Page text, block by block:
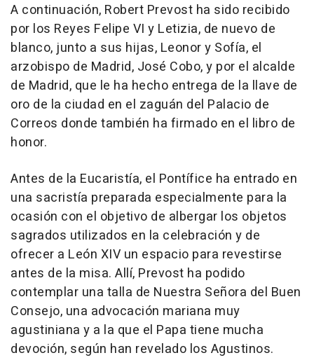
A continuación, Robert Prevost ha sido recibido
por los Reyes Felipe VI y Letizia, de nuevo de
blanco, junto a sus hijas, Leonor y Sofía, el
arzobispo de Madrid, José Cobo, y por el alcalde
de Madrid, que le ha hecho entrega de la llave de
oro de la ciudad en el zaguán del Palacio de
Correos donde también ha firmado en el libro de
honor.
Antes de la Eucaristía, el Pontífice ha entrado en
una sacristía preparada especialmente para la
ocasión con el objetivo de albergar los objetos
sagrados utilizados en la celebración y de
ofrecer a León XIV un espacio para revestirse
antes de la misa. Allí, Prevost ha podido
contemplar una talla de Nuestra Señora del Buen
Consejo, una advocación mariana muy
agustiniana y a la que el Papa tiene mucha
devoción, según han revelado los Agustinos.